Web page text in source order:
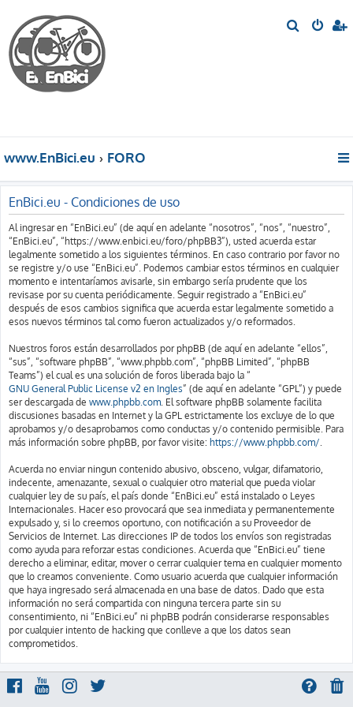
www.EnBici.eu FORO
EnBici.eu - Condiciones de uso
Al ingresar en “EnBici.eu” (de aquí en adelante “nosotros”, “nos”, “nuestro”,
“EnBici.eu”, “https://www.enbici.eu/foro/phpBB3”), usted acuerda estar
legalmente sometido a los siguientes términos. En caso contrario por favor no
se registre y/o use “EnBici.eu”. Podemos cambiar estos términos en cualquier
momento e intentaríamos avisarle, sin embargo sería prudente que los
revisase por su cuenta periódicamente. Seguir registrado a “EnBici.eu”
después de esos cambios significa que acuerda estar legalmente sometido a
esos nuevos términos tal como fueron actualizados y/o reformados.
Nuestros foros están desarrollados por phpBB (de aquí en adelante “ellos”,
“sus”, “software phpBB”, “www.phpbb.com”, “phpBB Limited”, “phpBB
Teams”) el cual es una solución de foros liberada bajo la “
GNU General Public License v2 en Ingles” (de aquí en adelante “GPL”) y puede
ser descargada de www.phpbb.com. El software phpBB solamente facilita
discusiones basadas en Internet y la GPL estrictamente los excluye de lo que
aprobamos y/o desaprobamos como conductas y/o contenido permisible. Para
más información sobre phpBB, por favor visite: https://www.phpbb.com/.
Acuerda no enviar ningun contenido abusivo, obsceno, vulgar, difamatorio,
indecente, amenazante, sexual o cualquier otro material que pueda violar
cualquier ley de su país, el país donde “EnBici.eu” está instalado o Leyes
Internacionales. Hacer eso provocará que sea inmediata y permanentemente
expulsado y, si lo creemos oportuno, con notificación a su Proveedor de
Servicios de Internet. Las direcciones IP de todos los envíos son registradas
como ayuda para reforzar estas condiciones. Acuerda que “EnBici.eu” tiene
derecho a eliminar, editar, mover o cerrar cualquier tema en cualquier momento
que lo creamos conveniente. Como usuario acuerda que cualquier información
que haya ingresado será almacenada en una base de datos. Dado que esta
información no será compartida con ninguna tercera parte sin su
consentimiento, ni “EnBici.eu” ni phpBB podrán considerarse responsables
por cualquier intento de hacking que conlleve a que los datos sean
comprometidos.